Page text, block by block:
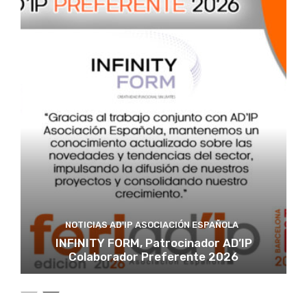
NOTICIAS AD'IP ASOCIACIÓN ESPAÑOLA
INFINITY FORM, Patrocinador AD’IP
Colaborador Preferente 2026